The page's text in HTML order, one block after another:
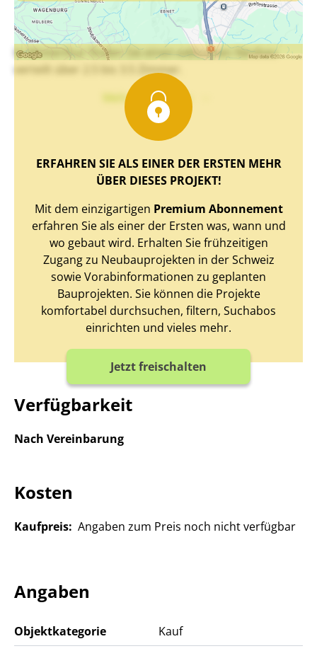
In Winterthur finden Sie einen exklusiven Neubau
verteilt über 2.5 bis 3.5 Zimmer.
Mehr Text sehen
ERFAHREN SIE ALS EINER DER ERSTEN MEHR
ÜBER DIESES PROJEKT!
Mit dem einzigartigen Premium Abonnement
erfahren Sie als einer der Ersten was, wann und
wo gebaut wird. Erhalten Sie frühzeitigen
Zugang zu Neubauprojekten in der Schweiz
sowie Vorabinformationen zu geplanten
Bauprojekten. Sie können die Projekte
komfortabel durchsuchen, filtern, Suchabos
einrichten und vieles mehr.
Jetzt freischalten
Verfügbarkeit
Nach Vereinbarung
Kosten
Kaufpreis: Angaben zum Preis noch nicht verfügbar
Angaben
Objektkategorie Kauf